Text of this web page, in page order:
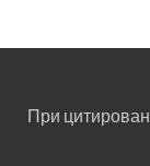
При